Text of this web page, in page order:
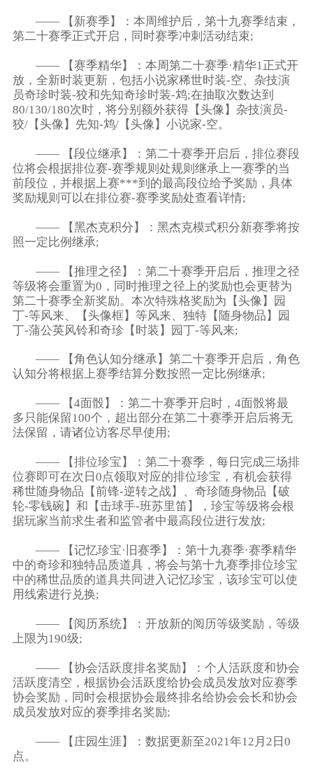
—— 【新赛季】：本周维护后，第十九赛季结束，
第二十赛季正式开启，同时赛季冲刺活动结束;
—— 【赛季精华】：本周第二十赛季·精华1正式开
放，全新时装更新，包括小说家稀世时装-空、杂技演
员奇珍时装-狡和先知奇珍时装-鸩;在抽取次数达到
80/130/180次时，将分别额外获得【头像】杂技演员-
狡/【头像】先知-鸩/【头像】小说家-空。
—— 【段位继承】：第二十赛季开启后，排位赛段
位将会根据排位赛-赛季规则处规则继承上一赛季的当
前段位，并根据上赛***到的最高段位给予奖励，具体
奖励规则可以在排位赛-赛季奖励处查看详情;
—— 【黑杰克积分】：黑杰克模式积分新赛季将按
照一定比例继承;
—— 【推理之径】：第二十赛季开启后，推理之径
等级将会重置为0，同时推理之径上的奖励也会更替为
第二十赛季全新奖励。本次特殊格奖励为【头像】园
丁-等风来、【头像框】等风来、独特【随身物品】园
丁-蒲公英风铃和奇珍【时装】园丁-等风来;
—— 【角色认知分继承】第二十赛季开启后，角色
认知分将根据上赛季结算分数按照一定比例继承;
—— 【4面骰】：第二十赛季开启时，4面骰将最
多只能保留100个，超出部分在第二十赛季开启后将无
法保留，请诸位访客尽早使用;
—— 【排位珍宝】：第二十赛季，每日完成三场排
位赛即可在次日0点领取对应的排位珍宝，有机会获得
稀世随身物品【前锋-逆转之战】、奇珍随身物品【破
轮-零钱碗】和【击球手-班苏里笛】，珍宝等级将会根
据玩家当前求生者和监管者中最高段位进行发放;
—— 【记忆珍宝·旧赛季】：第十九赛季·赛季精华
中的奇珍和独特品质道具，将会与第十九赛季排位珍宝
中的稀世品质的道具共同进入记忆珍宝，该珍宝可以使
用线索进行兑换;
—— 【阅历系统】：开放新的阅历等级奖励，等级
上限为190级;
—— 【协会活跃度排名奖励】：个人活跃度和协会
活跃度清空，根据协会活跃度给协会成员发放对应赛季
协会奖励，同时会根据协会最终排名给协会会长和协会
成员发放对应的赛季排名奖励;
—— 【庄园生涯】：数据更新至2021年12月2日0
点。